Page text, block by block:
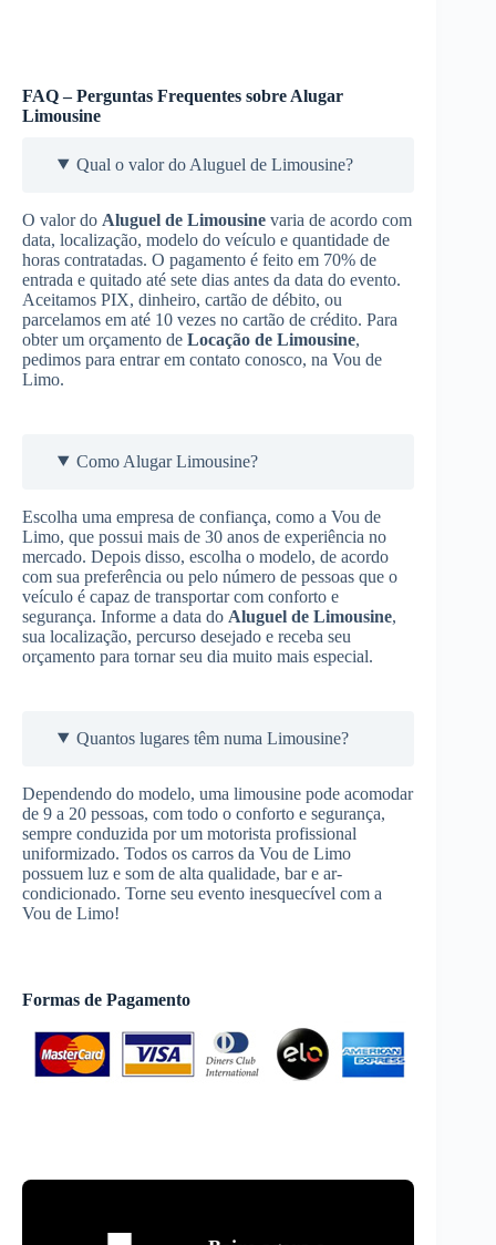
FAQ – Perguntas Frequentes sobre Alugar
Limousine
Qual o valor do Aluguel de Limousine?
O valor do Aluguel de Limousine varia de acordo com
data, localização, modelo do veículo e quantidade de
horas contratadas. O pagamento é feito em 70% de
entrada e quitado até sete dias antes da data do evento.
Aceitamos PIX, dinheiro, cartão de débito, ou
parcelamos em até 10 vezes no cartão de crédito. Para
obter um orçamento de Locação de Limousine,
pedimos para entrar em contato conosco, na Vou de
Limo.
Como Alugar Limousine?
Escolha uma empresa de confiança, como a Vou de
Limo, que possui mais de 30 anos de experiência no
mercado. Depois disso, escolha o modelo, de acordo
com sua preferência ou pelo número de pessoas que o
veículo é capaz de transportar com conforto e
segurança. Informe a data do Aluguel de Limousine,
sua localização, percurso desejado e receba seu
orçamento para tornar seu dia muito mais especial.
Quantos lugares têm numa Limousine?
Dependendo do modelo, uma limousine pode acomodar
de 9 a 20 pessoas, com todo o conforto e segurança,
sempre conduzida por um motorista profissional
uniformizado. Todos os carros da Vou de Limo
possuem luz e som de alta qualidade, bar e ar-
condicionado. Torne seu evento inesquecível com a
Vou de Limo!
Formas de Pagamento